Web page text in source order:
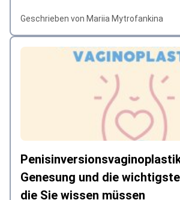
Geschrieben von Mariia Mytrofankina
Genesung und die
die Sie wissen müssen